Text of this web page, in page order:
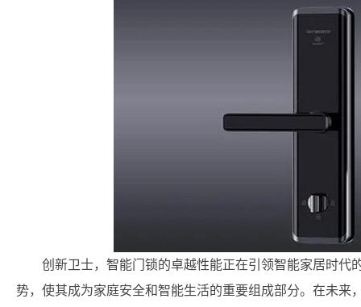
创新卫士，智能门锁的卓越性能正在引领智能家居时代
势，使其成为家庭安全和智能生活的重要组成部分。在未